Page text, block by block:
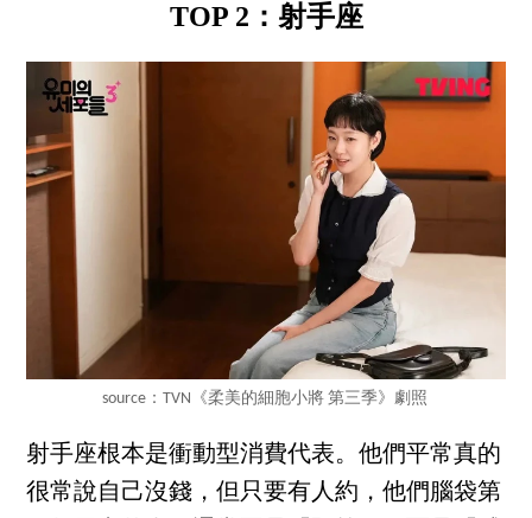
TOP 2：射手座
source：TVN《柔美的細胞小將 第三季》劇照
射手座根本是衝動型消費代表。他們平常真的
很常說自己沒錢，但只要有人約，他們腦袋第